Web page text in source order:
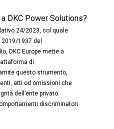
DKC Power Solutions?
24/2023, col quale
2019/1937 del
DKC Europe mette a
di
questo strumento,
atti od omissioni che
dell’ente privato.
discriminatori